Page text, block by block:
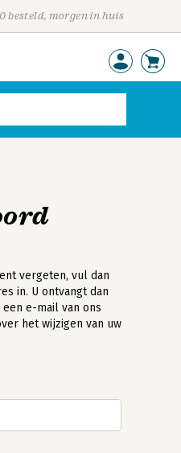
besteld, morgen in huis
vergeten, vul dan
in. U ontvangt dan
e-mail van ons
het wijzigen van uw